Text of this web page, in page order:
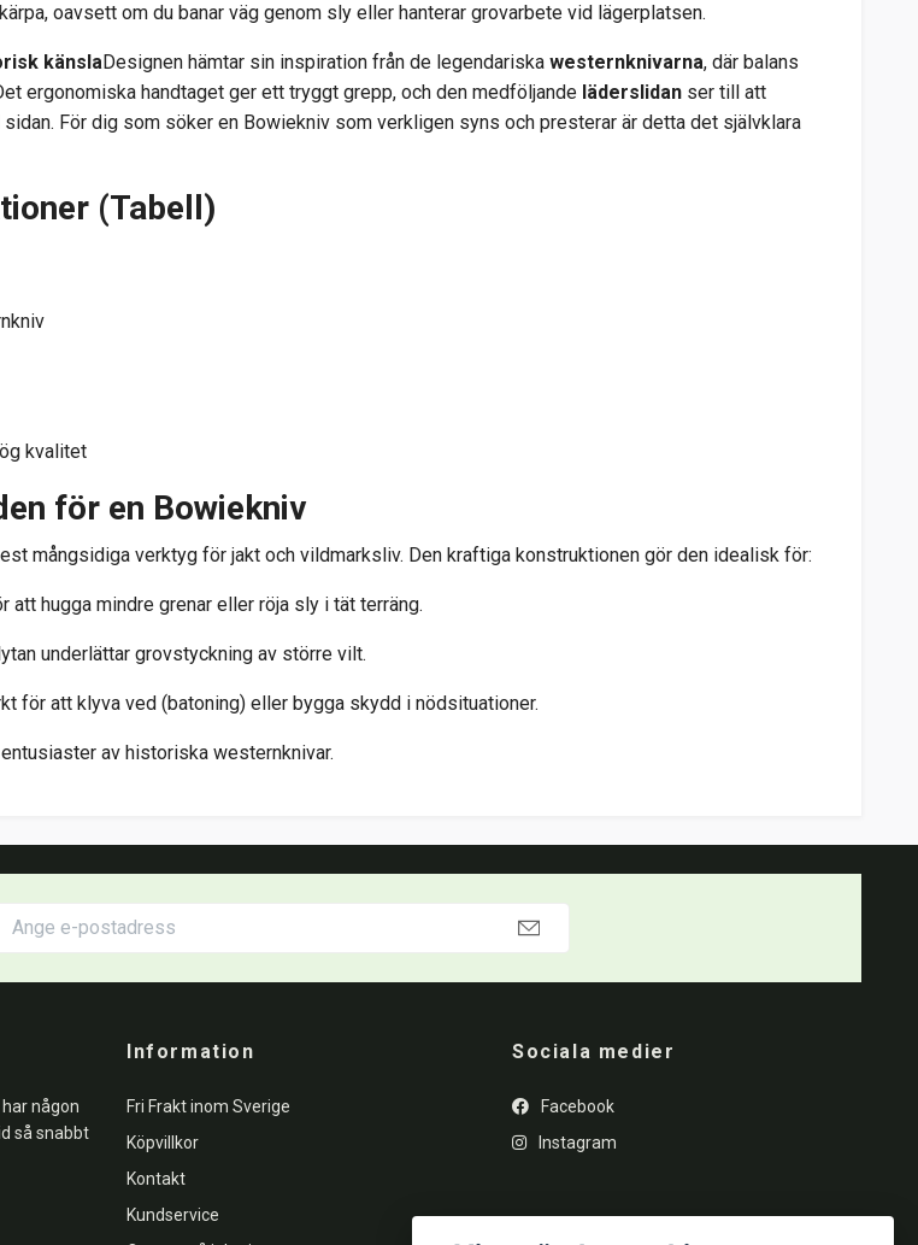
oavsett om du banar väg genom sly eller hanterar grovarbete vid lägerplatsen.
känslaDesignen hämtar sin inspiration från de legendariska westernknivarna, där balans
ergonomiska handtaget ger ett tryggt grepp, och den medföljande läderslidan ser till att
För dig som söker en Bowiekniv som verkligen syns och presterar är detta det självklara
(Tabell)
kvalitet
för en Bowiekniv
mångsidiga verktyg för jakt och vildmarksliv. Den kraftiga konstruktionen gör den idealisk för:
att hugga mindre grenar eller röja sly i tät terräng.
underlättar grovstyckning av större vilt.
för att klyva ved (batoning) eller bygga skydd i nödsituationer.
av historiska westernknivar.
någon
så snabbt
Information
Fri Frakt inom Sverige
Köpvillkor
Kontakt
Kundservice
Sociala medier
Facebook
Instagram